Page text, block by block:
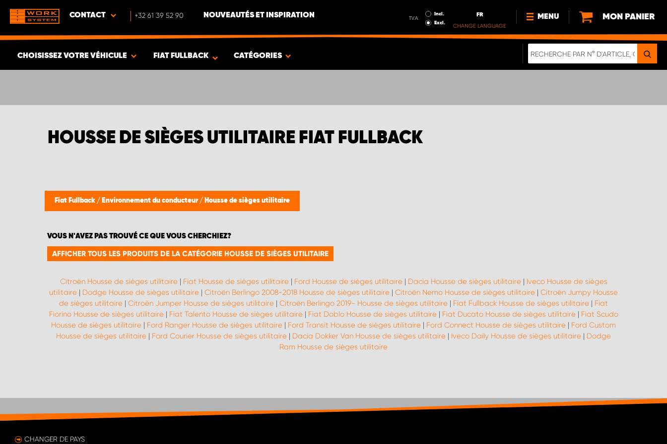
CONTACT +32 61 39 52 90 NOUVEAUTÉS ET INSPIRATION T.V.A.
Incl.
Excl.
FR
CHANGE LANGUAGE
MENU
NOUVEAUTÉS
MON PANIER
CHOISISSEZ VOTRE VÉHICULE FIAT FULLBACK CATÉGORIES
HOUSSE DE SIÈGES UTILITAIRE FIAT FULLBACK
Fiat Fullback / Environnement du conducteur / Housse de sièges utilitaire
VOUS N'AVEZ PAS TROUVÉ CE QUE VOUS CHERCHIEZ?
AFFICHER TOUS LES PRODUITS DE LA CATÉGORIE HOUSSE DE SIÈGES UTILITAIRE
Citroën Housse de sièges utilitaire| Fiat Housse de sièges utilitaire| Ford Housse de sièges utilitaire| Dacia Housse de sièges utilitaire| Iveco Housse de sièges
utilitaire | Dodge Housse de sièges utilitaire | Citroën Berlingo 2008-2018 Housse de sièges utilitaire | Citroën Nemo Housse de sièges utilitaire | Citroën Jumpy Housse
de sièges utilitaire | Citroën Jumper Housse de sièges utilitaire | Citroën Berlingo 2019- Housse de sièges utilitaire | Fiat Fullback Housse de sièges utilitaire | Fiat
Fiorino Housse de sièges utilitaire| Fiat Talento Housse de sièges utilitaire| Fiat Doblo Housse de sièges utilitaire| Fiat Ducato Housse de sièges utilitaire| Fiat Scudo
Housse de sièges utilitaire | Ford Ranger Housse de sièges utilitaire | Ford Transit Housse de sièges utilitaire | Ford Connect Housse de sièges utilitaire | Ford Custom
Housse de sièges utilitaire | Ford Courier Housse de sièges utilitaire | Dacia Dokker Van Housse de sièges utilitaire | Iveco Daily Housse de sièges utilitaire | Dodge
Ram Housse de sièges utilitaire
CHANGER DE PAYS